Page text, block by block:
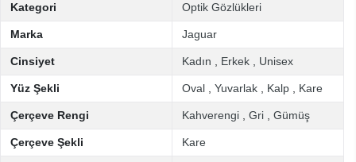
Kategori Optik Gözlükleri
Marka Jaguar
Cinsiyet Kadın Erkek Unisex
Yüz Şekli Oval Yuvarlak Kalp Kare
Çerçeve Rengi Kahverengi Gri Gümüş
Çerçeve Şekli Kare